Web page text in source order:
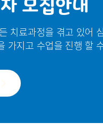
모집안내
치료과정을 겪고 있어
가지고 수업을 진행 할